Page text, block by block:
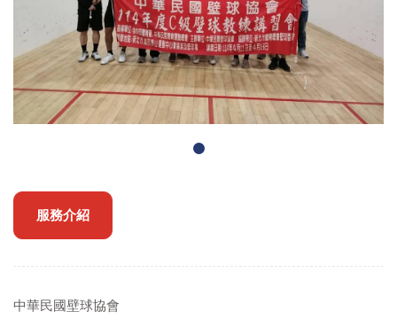
服務介紹
中華民國壁球協會